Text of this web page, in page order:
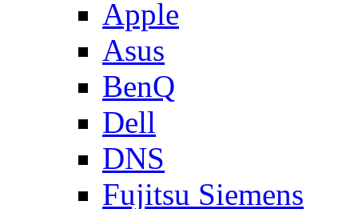
Apple
Asus
BenQ
Dell
DNS
Fujitsu Siemens